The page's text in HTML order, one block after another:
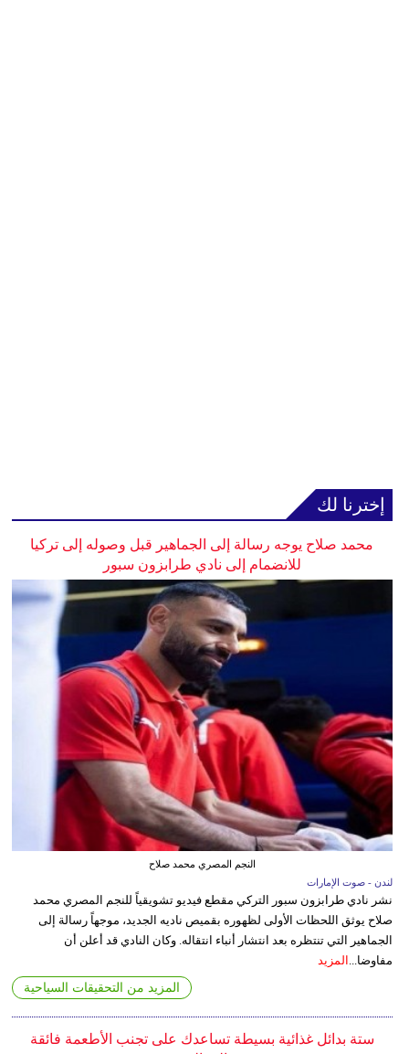
إخترنا لك
محمد صلاح يوجه رسالة إلى الجماهير قبل وصوله إلى تركيا
للانضمام إلى نادي طرابزون سبور
النجم المصري محمد صلاح
لندن - صوت الإمارات
نشر نادي طرابزون سبور التركي مقطع فيديو تشويقياً للنجم المصري محمد
صلاح يوثق اللحظات الأولى لظهوره بقميص ناديه الجديد، موجهاً رسالة إلى
الجماهير التي تنتظره بعد انتشار أنباء انتقاله. وكان النادي قد أعلن أن
مفاوضا... المزيد
المزيد من التحقيقات السياحية
ستة بدائل غذائية بسيطة تساعدك على تجنب الأطعمة فائقة